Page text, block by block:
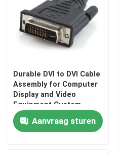
Durable DVI to DVI Cable
Assembly for Computer
Display and Video
Equipment Custom
Cable Wire Harness
Manufacturers
Aanvraag sturen